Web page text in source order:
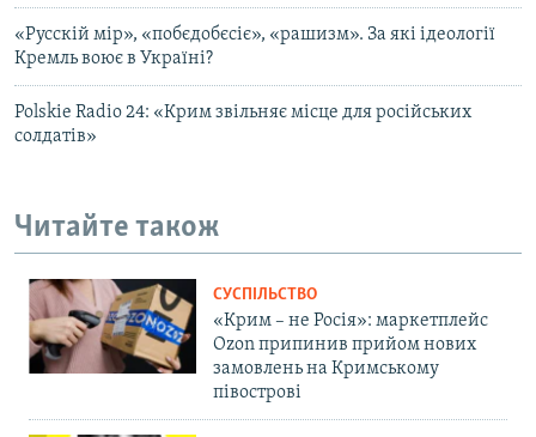
«Русскій мір», «побєдобєсіє», «рашизм». За які ідеології
Кремль воює в Україні?
Polskie Radio 24: «Крим звільняє місце для російських
солдатів»
Читайте також
СУСПІЛЬСТВО
«Крим – не Росія»: маркетплейс
Ozon припинив прийом нових
замовлень на Кримському
півострові